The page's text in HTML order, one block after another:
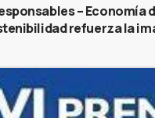
– Economía
refuerza la